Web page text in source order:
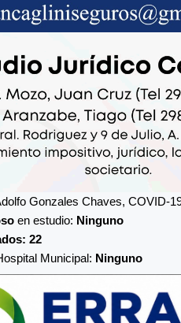
Gonzales Chaves, COVID-
en estudio: Ninguno
22
Municipal: Ninguno